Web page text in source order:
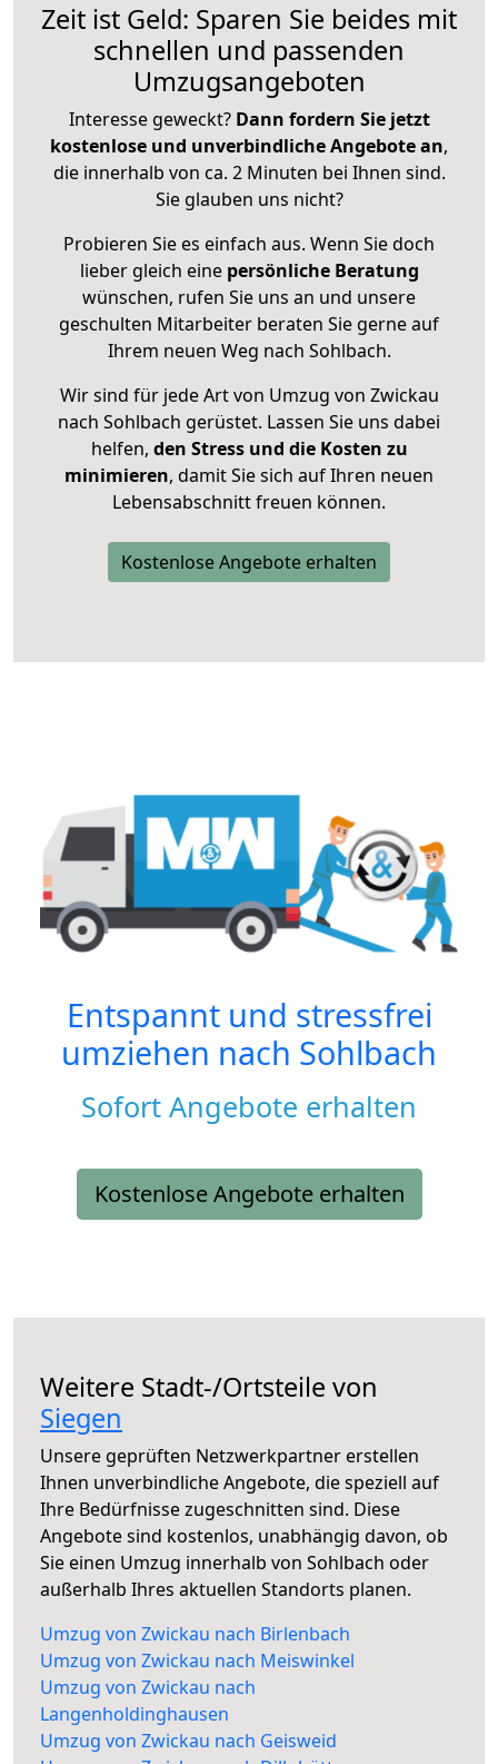
Zeit ist Geld: Sparen Sie beides mit
schnellen und passenden
Umzugsangeboten
Interesse geweckt? Dann fordern Sie jetzt
kostenlose und unverbindliche Angebote an,
die innerhalb von ca. 2 Minuten bei Ihnen sind.
Sie glauben uns nicht?
Probieren Sie es einfach aus. Wenn Sie doch
lieber gleich eine persönliche Beratung
wünschen, rufen Sie uns an und unsere
geschulten Mitarbeiter beraten Sie gerne auf
Ihrem neuen Weg nach Sohlbach.
Wir sind für jede Art von Umzug von Zwickau
nach Sohlbach gerüstet. Lassen Sie uns dabei
helfen, den Stress und die Kosten zu
minimieren, damit Sie sich auf Ihren neuen
Lebensabschnitt freuen können.
Kostenlose Angebote erhalten
Entspannt und stressfrei
umziehen nach Sohlbach
Sofort Angebote erhalten
Kostenlose Angebote erhalten
Weitere Stadt-/Ortsteile von
Siegen
Unsere geprüften Netzwerkpartner erstellen
Ihnen unverbindliche Angebote, die speziell auf
Ihre Bedürfnisse zugeschnitten sind. Diese
Angebote sind kostenlos, unabhängig davon, ob
Sie einen Umzug innerhalb von Sohlbach oder
außerhalb Ihres aktuellen Standorts planen.
Umzug von Zwickau nach Birlenbach
Umzug von Zwickau nach Meiswinkel
Umzug von Zwickau nach
Langenholdinghausen
Umzug von Zwickau nach Geisweid